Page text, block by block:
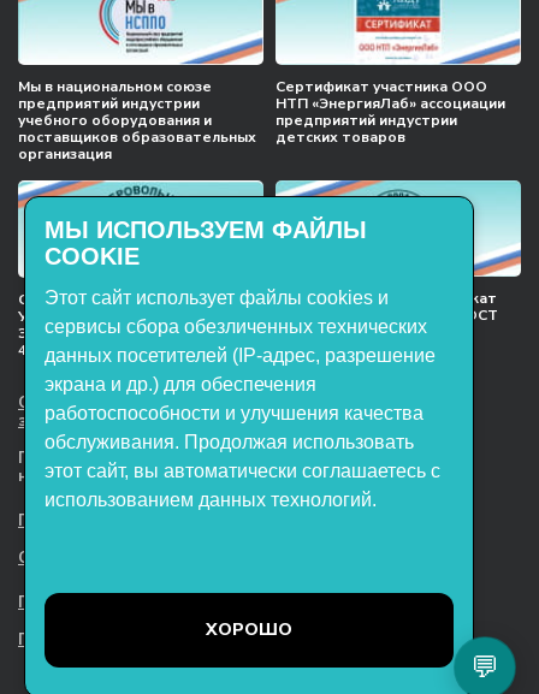
Мы в национальном союзе
предприятий индустрии
учебного оборудования и
поставщиков образовательных
организация
Сертификат участника ООО
НТП «ЭнергияЛаб» ассоциации
предприятий индустрии
детских товаров
Сертификат соответствия
Учебное оборудование, марки
ЭнергияЛаб ТУ 32.99.53–001–
47627947–2021 Серийный выпуск
Международный сертификат
менеджмента качества ГОСТ
ISO 9001:2015
ООО НТП «ЭнергияЛаб». Все права
защищены.
Представленная на сайте информация
не является публичной офертой
Пользовательское соглашение
Согласие на обработку персональных данных
Политика обработки файлов cookie
Политика конфиденциальности
МЫ ИСПОЛЬЗУЕМ ФАЙЛЫ
COOKIE
Этот сайт использует файлы cookies и
сервисы сбора обезличенных технических
данных посетителей (IP-адрес, разрешение
экрана и др.) для обеспечения
работоспособности и улучшения качества
обслуживания. Продолжая использовать
этот сайт, вы автоматически соглашаетесь с
использованием данных технологий.
ХОРОШО
💬